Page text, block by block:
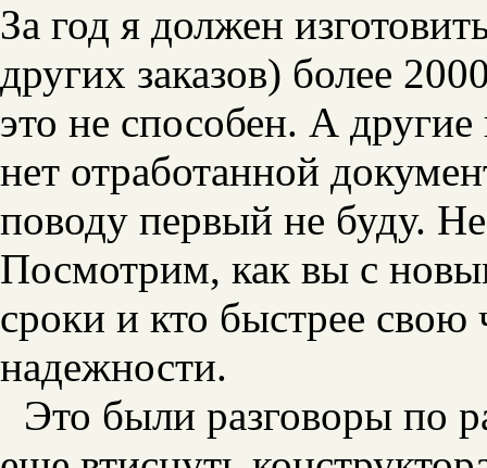
За год я должен
других заказов) более
это не способен. А
нет отработанной
поводу первый не буду.
Посмотрим, как вы с
сроки и кто быстрее свою
надежности.
Это были разговоры по